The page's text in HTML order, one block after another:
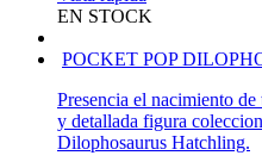
EN STOCK
POCKET POP
Presencia el nacimiento
y detallada figura
Dilophosaurus Hatchling.